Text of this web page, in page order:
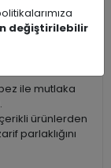
sıvı sabun
ile mutlaka
ürünlerden
parlaklığını
değiştirilebilir